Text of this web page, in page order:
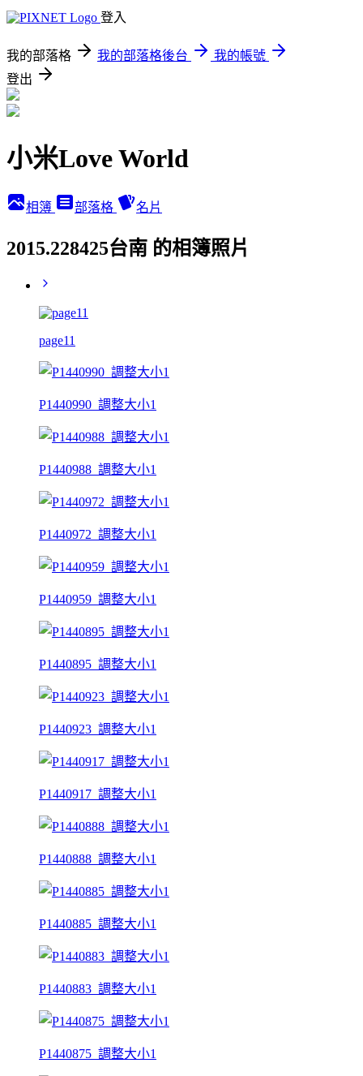
登入
我的部落格 我的部落格後台
我的帳號
登出
小米Love World
相簿 部落格 名片
2015.228425台南 的相簿照片
page11
P1440990_調整大小1
P1440988_調整大小1
P1440972_調整大小1
P1440959_調整大小1
P1440895_調整大小1
P1440923_調整大小1
P1440917_調整大小1
P1440888_調整大小1
P1440885_調整大小1
P1440883_調整大小1
P1440875_調整大小1